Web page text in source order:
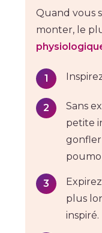
Quand vous
monter, le
Sans
petite
plus
inspiré.